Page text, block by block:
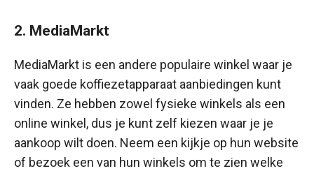
2. MediaMarkt
MediaMarkt is een andere populaire winkel waar je
vaak goede koffiezetapparaat aanbiedingen kunt
vinden. Ze hebben zowel fysieke winkels als een
online winkel, dus je kunt zelf kiezen waar je je
aankoop wilt doen. Neem een kijkje op hun website
of bezoek een van hun winkels om te zien welke